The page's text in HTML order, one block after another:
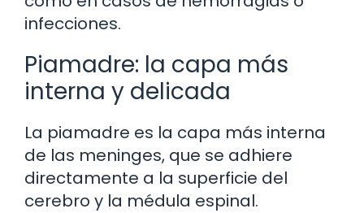
infecciones.
Piamadre: la capa más
interna y delicada
La piamadre es la capa más interna
de las meninges, que se adhiere
directamente a la superficie del
cerebro y la médula espinal.